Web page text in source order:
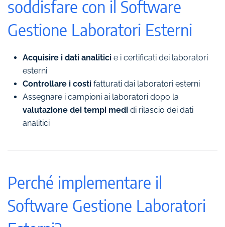
soddisfare con il Software
Gestione Laboratori Esterni
Acquisire i dati analitici e i certificati dei laboratori
esterni
Controllare i costi fatturati dai laboratori esterni
Assegnare i campioni ai laboratori dopo la
valutazione dei tempi medi di rilascio dei dati
analitici
Perché implementare il
Software Gestione Laboratori